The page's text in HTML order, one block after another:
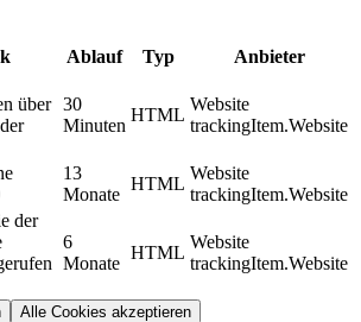
Ablauf Typ Anbieter
über 30
Minuten
HTML
Website
trackingItem.Website
13
Monate
HTML
Website
trackingItem.Website
der
6
Monate
HTML
Website
trackingItem.Website
Alle Cookies akzeptieren